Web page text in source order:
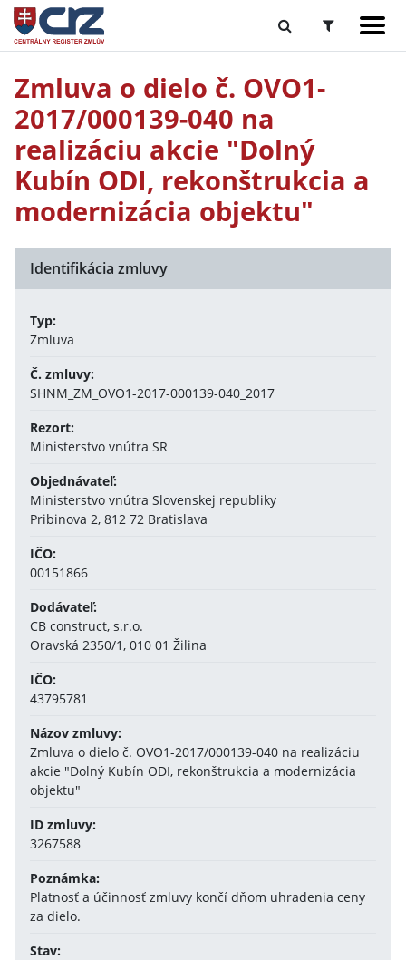
Zmluva o dielo č. OVO1-
2017/000139-040 na
realizáciu akcie "Dolný
Kubín ODI, rekonštrukcia a
modernizácia objektu"
Identifikácia zmluvy
Typ:
Zmluva
Č. zmluvy:
SHNM_ZM_OVO1-2017-000139-040_2017
Rezort:
Ministerstvo vnútra SR
Objednávateľ:
Ministerstvo vnútra Slovenskej republiky
Pribinova 2, 812 72 Bratislava
IČO:
00151866
Dodávateľ:
CB construct, s.r.o.
Oravská 2350/1, 010 01 Žilina
IČO:
43795781
Názov zmluvy:
Zmluva o dielo č. OVO1-2017/000139-040 na realizáciu
akcie "Dolný Kubín ODI, rekonštrukcia a modernizácia
objektu"
ID zmluvy:
3267588
Poznámka:
Platnosť a účinnosť zmluvy končí dňom uhradenia ceny
za dielo.
Stav: